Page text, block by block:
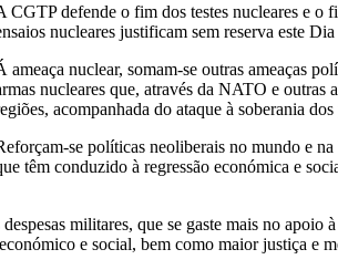
CGTP defende o fim dos testes nucleares e o
nucleares justificam sem reserva este
ameaça nuclear, somam-se outras ameaças
nucleares que, através da NATO e
acompanhada do ataque à soberania
se políticas neoliberais no mundo e
têm conduzido à regressão económica e
militares, que se gaste mais no apoio
e social, bem como maior justiça e